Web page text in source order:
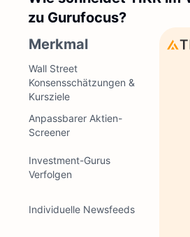
zu Gurufocus?
Merkmal
Wall Street
Konsensschätzungen &
Kursziele
Anpassbarer Aktien-
Screener
Investment-Gurus
Verfolgen
Individuelle Newsfeeds